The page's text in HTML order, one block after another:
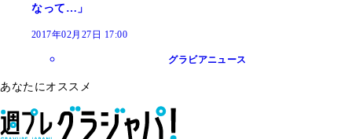
なって…」
2017年02月27日 17:00
グラビアニュース
あなたにオススメ